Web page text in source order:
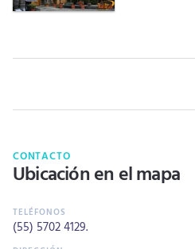
CONTACTO
Ubicación en el mapa
(55) 5702 4129.